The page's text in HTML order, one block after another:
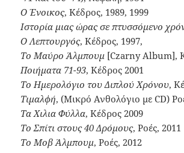
Ο Ένοικος, Κέδρος, 1989, 1999
Ιστορία μιας ώρας σε πτυσσόμενο
Ο Λεπτουργός, Κέδρος, 1997,
Το Μαύρο Άλμπουμ [Czarny Album],
Ποιήματα 71-93, Κέδρος 2001
Το Ημερολόγιο του Διπλού Χρόνου,
Τιμαλφή, (Μικρό Ανθολόγιο με CD)
Τα Χιλια Φύλλα, Κέδρος 2009
Το Σπίτι στους 40 Δρόμους, Ροές, 2011
Το Μοβ Άλμπουμ, Ροές, 2012